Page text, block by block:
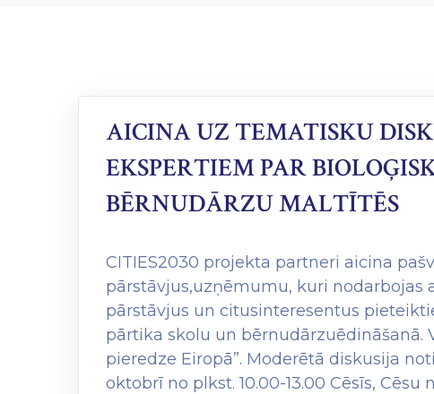
AICINA UZ TEMATISKU
EKSPERTIEM PAR
BĒRNUDĀRZU MALTĪTĒS
CITIES2030 projekta partneri aicina
pārstāvjus,uzņēmumu, kuri nodarbojas
pārstāvjus un citusinteresentus
pārtika skolu un bērnudārzuēdināšanā.
pieredze Eiropā”. Moderētā diskusija
oktobrī no plkst. 10.00-13.00 Cēsīs,